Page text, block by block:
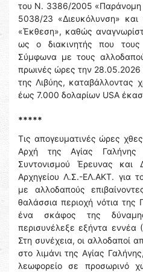
του Ν. 3386/2005 «Παράνομη
5038/23 «Διευκόλυνση»
«Έκθεση», καθώς
ως ο διακινητής που
Σύμφωνα με τους
πρωινές ώρες την 28.05.2026
της Λιβύης, καταβάλλοντας
έως 7.000 δολαρίων USA
*****
Τις απογευματινές ώρες
Αρχή της Αγίας
Συντονισμού Έρευνας και
Αρχηγείου Λ.Σ.-ΕΛ.ΑΚΤ. για
με αλλοδαπούς
θαλάσσια περιοχή νότια της
ένα σκάφος της
περισυνέλεξε εξήντα
Στη συνέχεια, οι αλλοδαποί
στο λιμάνι της Αγίας
λεωφορείο σε προσωρινό